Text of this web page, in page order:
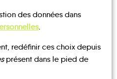
?
des données dans
.
redéfinir ces choix depuis
présent dans le pied de